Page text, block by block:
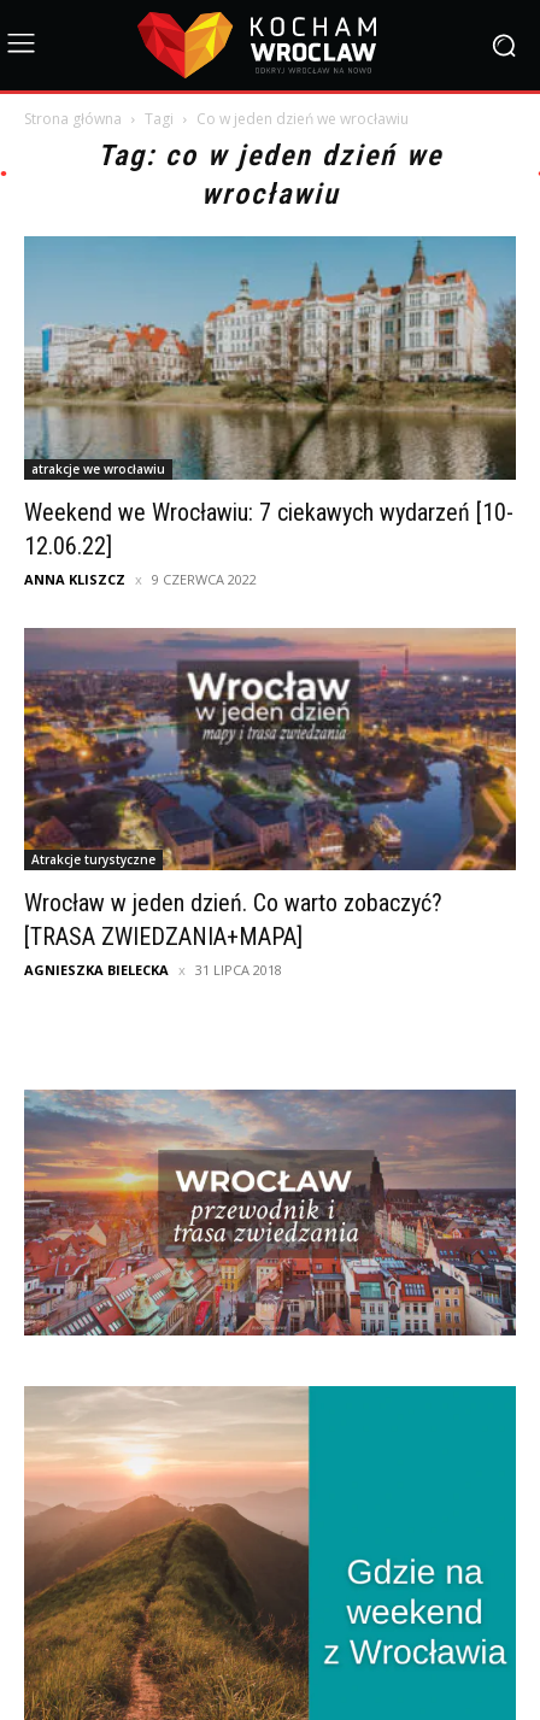
Strona główna Tagi Co w jeden dzień we wrocławiu
Tag: co w jeden dzień we
wrocławiu
atrakcje we wrocławiu
Weekend we Wrocławiu: 7 ciekawych wydarzeń [10-
12.06.22]
ANNA KLISZCZ 9 CZERWCA 2022
Atrakcje turystyczne
Wrocław w jeden dzień. Co warto zobaczyć?
[TRASA ZWIEDZANIA+MAPA]
AGNIESZKA BIELECKA 31 LIPCA 2018